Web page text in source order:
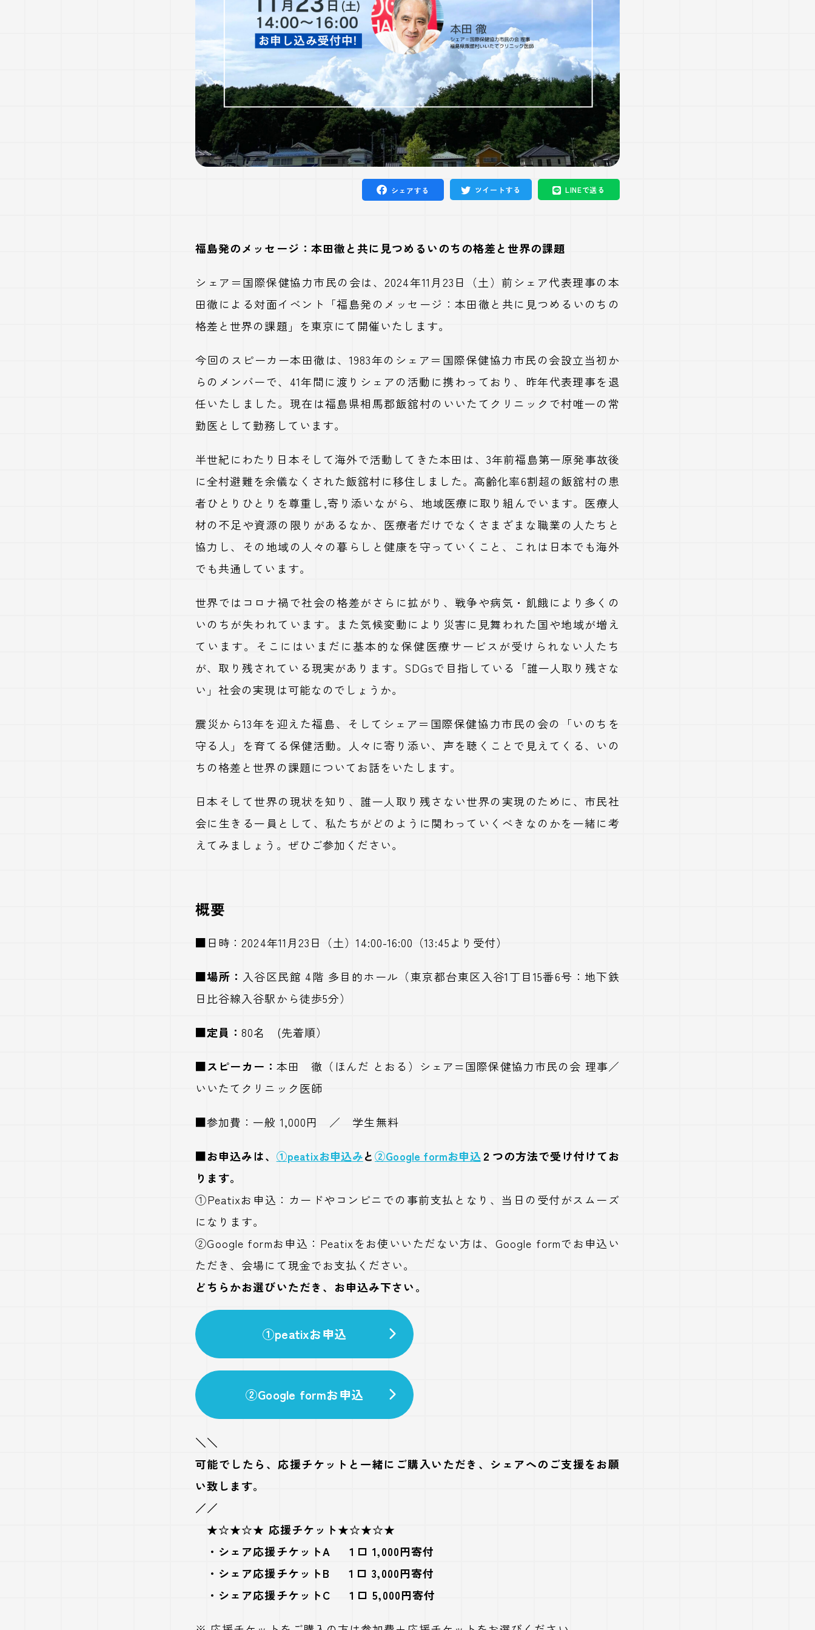
シェアする ツイートする LINEで送る
福島発のメッセージ：本田徹と共に見つめるいのちの格差と世界の課題
シェア＝国際保健協力市民の会は、2024年11月23日（土）前シェア代表理事の本
田徹による対面イベント「福島発のメッセージ：本田徹と共に見つめるいのちの
格差と世界の課題」を東京にて開催いたします。
今回のスピーカー本田徹は、1983年のシェア＝国際保健協力市民の会設立当初か
らのメンバーで、41年間に渡りシェアの活動に携わっており、昨年代表理事を退
任いたしました。現在は福島県相馬郡飯舘村のいいたてクリニックで村唯一の常
勤医として勤務しています。
半世紀にわたり日本そして海外で活動してきた本田は、3年前福島第一原発事故後
に全村避難を余儀なくされた飯舘村に移住しました。高齢化率6割超の飯舘村の患
者ひとりひとりを尊重し,寄り添いながら、地域医療に取り組んでいます。医療人
材の不足や資源の限りがあるなか、医療者だけでなくさまざまな職業の人たちと
協力し、その地域の人々の暮らしと健康を守っていくこと、これは日本でも海外
でも共通しています。
世界ではコロナ禍で社会の格差がさらに拡がり、戦争や病気・飢餓により多くの
いのちが失われています。また気候変動により災害に見舞われた国や地域が増え
ています。そこにはいまだに基本的な保健医療サービスが受けられない人たち
が、取り残されている現実があります。SDGsで目指している「誰一人取り残さな
い」社会の実現は可能なのでしょうか。
震災から13年を迎えた福島、そしてシェア＝国際保健協力市民の会の「いのちを
守る人」を育てる保健活動。人々に寄り添い、声を聴くことで見えてくる、いの
ちの格差と世界の課題についてお話をいたします。
日本そして世界の現状を知り、誰一人取り残さない世界の実現のために、市民社
会に生きる一員として、私たちがどのように関わっていくべきなのかを一緒に考
えてみましょう。ぜひご参加ください。
概要
■日時：2024年11月23日（土）14:00-16:00（13:45より受付）
■場所： 入谷区民館 4階 多目的ホール（東京都台東区入谷1丁目15番6号：地下鉄
日比谷線入谷駅から徒歩5分）
■定員： 80名 (先着順）
■スピーカー： 本田 徹（ほんだ とおる）シェア=国際保健協力市民の会 理事／
いいたてクリニック医師
■参加費：一般 1,000円 ／ 学生無料
■お申込みは、 ①peatixお申込みと②Google formお申込２つの方法で受け付けてお
ります。
①Peatixお申込：カードやコンビニでの事前支払となり、当日の受付がスムーズ
になります。
②Google formお申込：Peatixをお使いいただない方は、Google formでお申込い
ただき、会場にて現金でお支払ください。
どちらかお選びいただき、お申込み下さい。
①peatixお申込
②Google formお申込
＼＼
可能でしたら、応援チケットと一緒にご購入いただき、シェアへのご支援をお願
い致します。
／／
★☆★☆★ 応援チケット★☆★☆★
・シェア応援チケットA １口 1,000円寄付
・シェア応援チケットB １口 3,000円寄付
・シェア応援チケットC １口 5,000円寄付